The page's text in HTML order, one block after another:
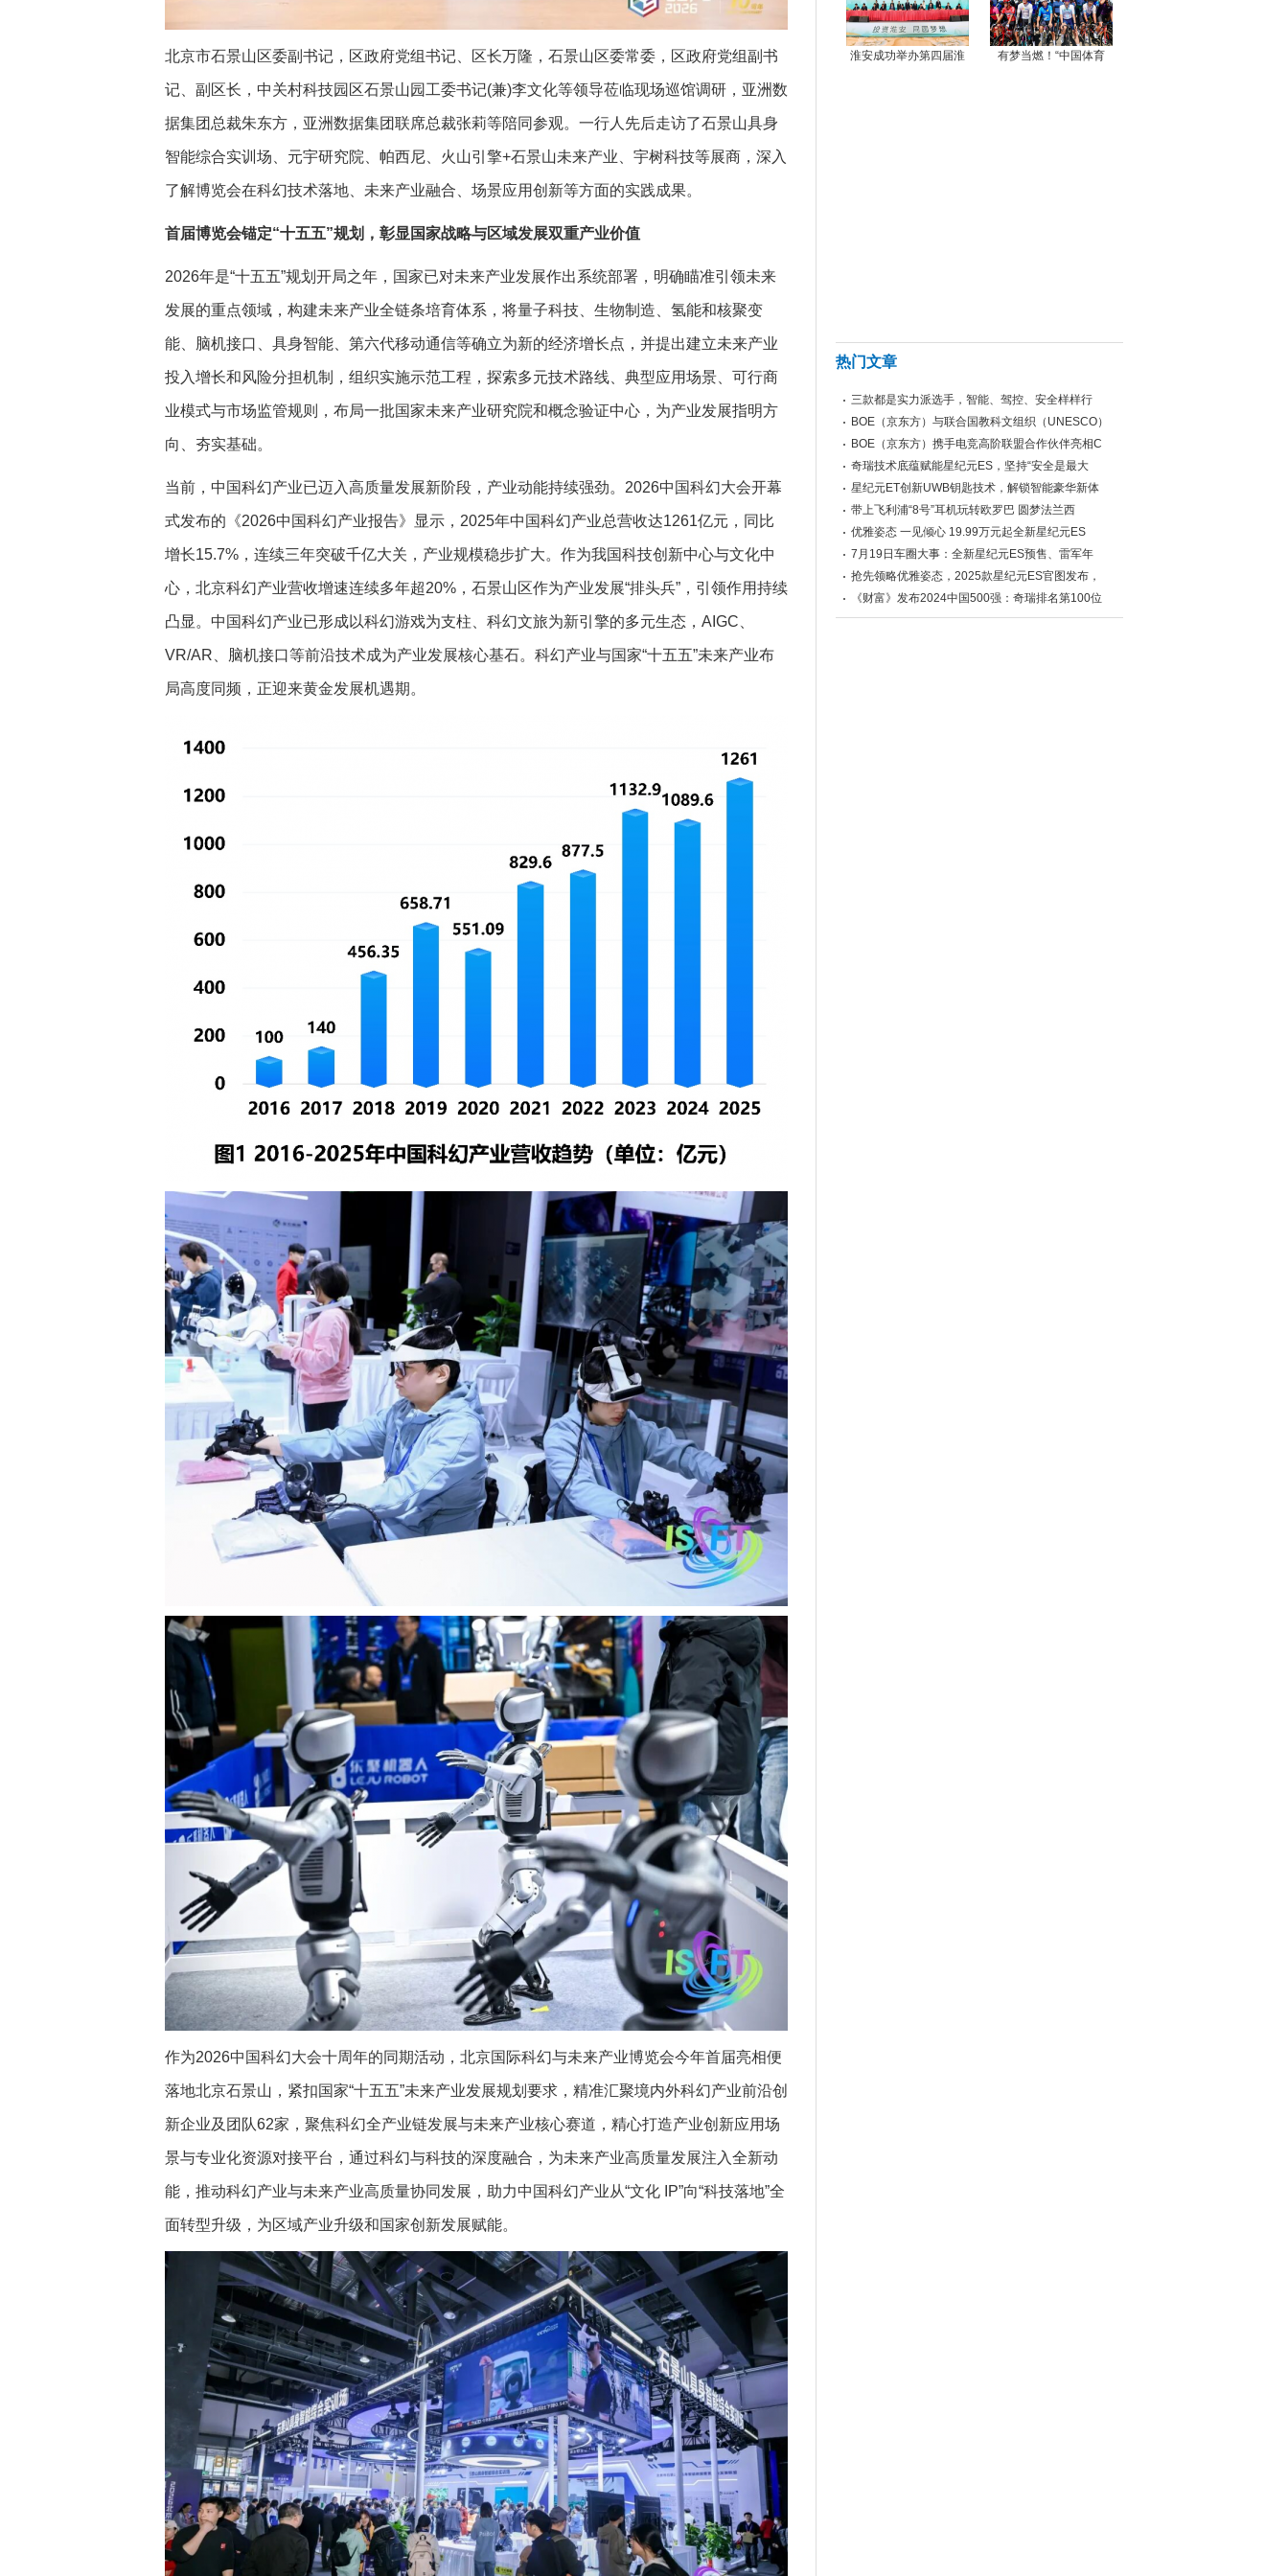
北京市石景山区委副 书记 ，区政府党组书记 、区长万隆，石景山区委常委，区政府党组副 书
记 、副区长，中关村科技园区石景山园工委书记(兼)李文化等领导莅临现场巡馆调研，亚洲数
据集团总裁朱东方，亚洲数据集团联席总裁张莉等陪同参观。一行人先后走访了石景山具身
智能综合实训场、元宇研究院、帕西尼、火山引擎+石景山未来产业、宇树科技等展商，深入
了解博览会在科幻技术落地、未来产业融合、场景应用创新等方面的实践成果。
首届博览会锚定“十五五”规划，彰显国家战略与区域发展双重产业价值
2026年是“十五五”规划开局之年，国家已对未来产业发展作出系统部署，明确瞄准引领未来
发展的重点领域，构建未来产业全链条培育体系，将量子科技、生物制造、氢能和核聚变
能、脑机接口、具身智能、第六代移动通信等确立为新的经济增长点，并提出建立未来产业
投入增长和风险分担机制，组织实施示范工程，探索多元技术路线、典型应用场景、可行商
业模式与市场监管规则，布局一批国家未来产业研究院和概念验证中心，为产业发展指明方
向、夯实基础。
当前，中国科幻产业已迈入高质量发展新阶段，产业动能持续强劲。2026中国科幻大会开幕
式发布的《2026中国科幻产业报告》显示，2025年中国科幻产业总营收达1261亿元，同比
增长15.7%，连续三年突破千亿大关，产业规模稳步扩大。作为我国科技创新中心与文化中
心，北京科幻产业营收增速连续多年超20%，石景山区作为产业发展“排头兵”，引领作用持续
凸显。中国科幻产业已形成以科幻游戏为支柱、科幻文旅为新引擎的多元生态，AIGC、
VR/AR、脑机接口等前沿技术成为产业发展核心基石。科幻产业与国家“十五五”未来产业布
局高度同频，正迎来黄金发展机遇期。
作为2026中国科幻大会十周年的同期活动，北京国际科幻与未来产业博览会今年首届亮相便
落地北京石景山，紧扣国家“十五五”未来产业发展规划要求，精准汇聚境内外科幻产业前沿创
新企业及团队62家，聚焦科幻全产业链发展与未来产业核心赛道，精心打造产业创新应用场
景与专业化资源对接平台，通过科幻与科技的深度融合，为未来产业高质量发展注入全新动
能，推动科幻产业与未来产业高质量协同发展，助力中国科幻产业从“文化 IP”向“科技落地”全
面转型升级，为区域产业升级和国家创新发展赋能。
淮安成功举办第四届淮 有梦当燃！“中国体育
热门文章
三款都是实力派选手，智能、驾控、安全样样行
BOE（京东方）与联合国教科文组织（UNESCO）
BOE（京东方）携手电竞高阶联盟合作伙伴亮相C
奇瑞技术底蕴赋能星纪元ES，坚持“安全是最大
星纪元ET创新UWB钥匙技术，解锁智能豪华新体
带上飞利浦“8号”耳机玩转欧罗巴 圆梦法兰西
优雅姿态 一见倾心 19.99万元起全新星纪元ES
7月19日车圈大事：全新星纪元ES预售、雷军年
抢先领略优雅姿态，2025款星纪元ES官图发布，
《财富》发布2024中国500强：奇瑞排名第100位